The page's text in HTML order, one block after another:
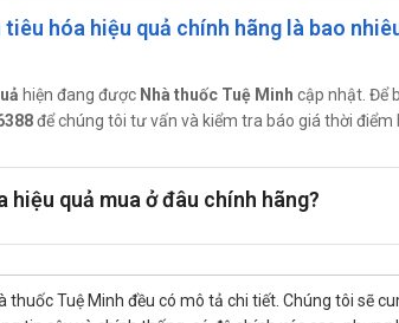
khó tiêu, không nên sử dụng thuốc quá 14
trạng chảy máu dạ dày hoặc loét do căng
hóa hiệu quả chính hãng là bao
hiện đang được Nhà thuốc Tuệ Minh cập nhật. Để
để chúng tôi tư vấn và kiểm tra báo giá thời điểm
quả mua ở đâu chính hãng?
thuốc Tuệ Minh đều có mô tả chi tiết. Chúng tôi sẽ